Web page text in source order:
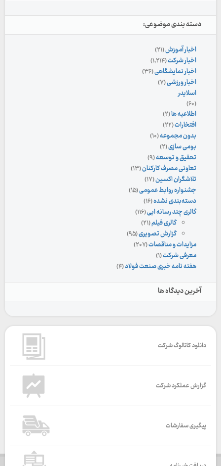
دسته بندی موضوعی:
اخبار آموزش(۲۱)
اخبار شرکت(۱,۲۱۴)
اخبار نمایشگاهی(۳۶)
اخبار ورزشی(۷)
اسلایدر
(۶۰)
اطلاعیه ها(۲)
افتخارات(۲۲)
بدون مجموعه(۱۰)
بومی سازی(۲)
تحقیق و توسعه(۹)
تعاونی مصرف کارکنان(۱۳)
تلاشگران اکسین(۱۷)
جشنواره روابط عمومی(۱۵)
دسته‌بندی نشده(۱۶)
گالری چند رسانه ایی(۱۱۶)
گالری فیلم(۲۱)
گزارش تصویری(۹۵)
مزایدات و مناقصات(۲۰۷)
معرفی شرکت(۱)
هفته نامه خبری صنعت فولاد(۴)
آخرین دیدگاه ها
دانلود کاتالوگ شرکت
گزارش عملکرد شرکت
پیگیری سفارشات